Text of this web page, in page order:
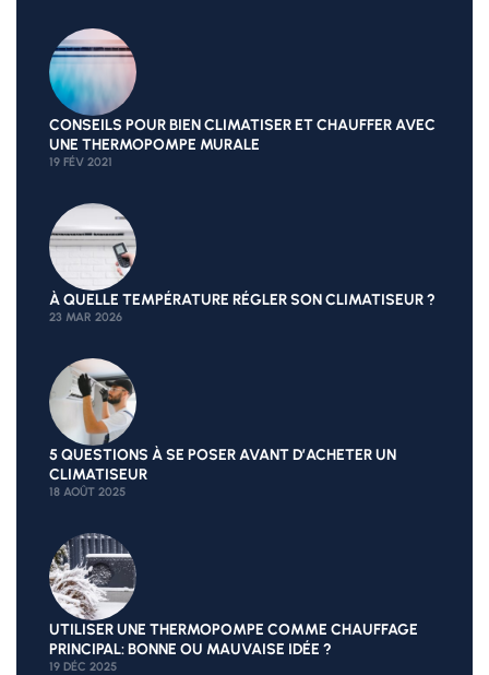
CONSEILS POUR BIEN CLIMATISER ET CHAUFFER AVEC
UNE THERMOPOMPE MURALE
19 FÉV 2021
À QUELLE TEMPÉRATURE RÉGLER SON CLIMATISEUR ?
23 MAR 2026
5 QUESTIONS À SE POSER AVANT D’ACHETER UN
CLIMATISEUR
18 AOÛT 2025
UTILISER UNE THERMOPOMPE COMME CHAUFFAGE
PRINCIPAL: BONNE OU MAUVAISE IDÉE ?
19 DÉC 2025